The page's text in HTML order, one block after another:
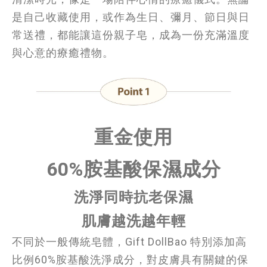
是自己收藏使用，或作為生日、彌月、節日與日
常送禮，都能讓這份親子皂，成為一份充滿溫度
與心意的療癒禮物。
重金使用
60%胺基酸保濕成分
洗淨同時抗老保濕
肌膚越洗越年輕
不同於一般傳統皂體，Gift DollBao 特別添加高
比例60%胺基酸洗淨成分，對皮膚具有關鍵的保